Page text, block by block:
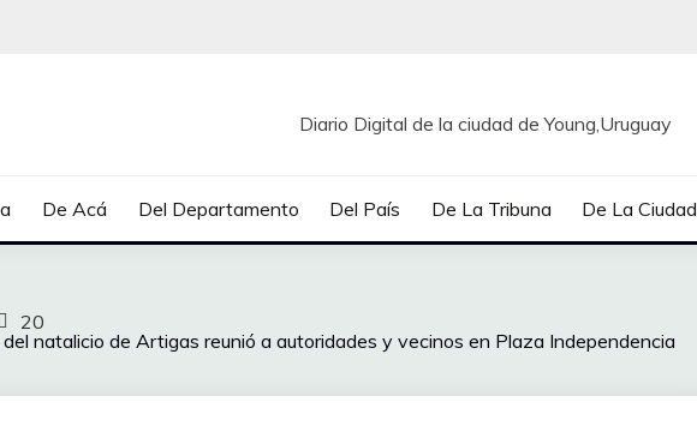
Diario Digital de la ciudad de Young,Uruguay
De Acá Del Departamento Del País De La Tribuna De La Ciudad
20
natalicio de Artigas reunió a autoridades y vecinos en Plaza Independencia